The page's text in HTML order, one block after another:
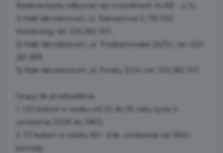
Badania będą odbywać się w punktach ALAB - u, tj.:
1) Alab laboratorium, ul. Ratuszowa 3, 78-100
Kołobrzeg, tel.: 516 282 301,
2) Alab laboratorium, ul. Trzebiatowska 24/3U, tel.: 502
3) Alab laboratorium, ul. Fredry 2/U4, tel.: 516 282 301.
Grupy do przebadania:
1. 120 kobiet w wieku od 20 do 59 roku życia (r.
urodzenia 2006 do 1967)
2. 30 kobiet w wieku 60+ (rok. urodzenia od 1966 i
poniżej)